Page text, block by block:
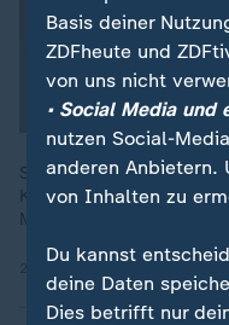
Sabine Andresen
Kinderschutzbund) zum
Missbrauch
Basis deiner
ZDFheute und
von uns nicht
• Social Media und
nutzen Social-
anderen Anbietern.
von Inhalten zu
Du kannst
deine Daten
Dies betrifft nur